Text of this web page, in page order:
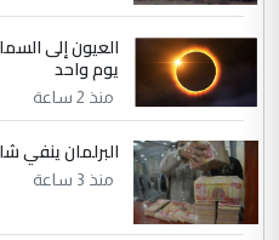
يوم واحد
منذ 2 ساعة
البرلمان ينفي
منذ 3 ساعة